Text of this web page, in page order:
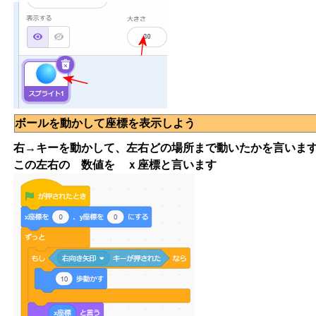
ボールを動かして座標を表示しよう
右→キーを動かして、左右どの場所まで動いたかを言いま
この左右の 数値を ｘ座標と言います